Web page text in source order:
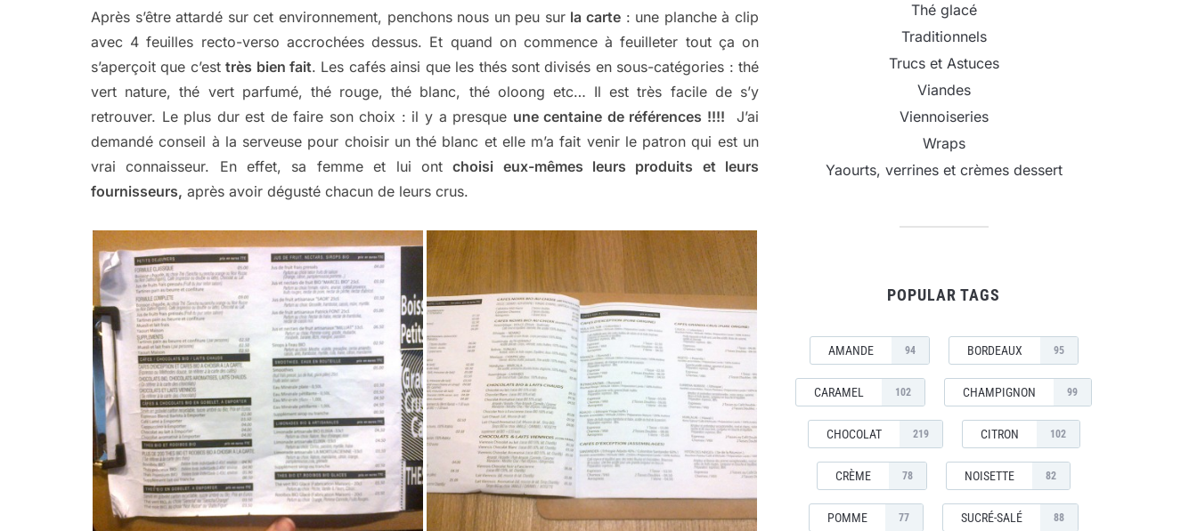
Après s’être attardé sur cet environnement, penchons nous un peu sur la carte : une planche à clip
avec 4 feuilles recto-verso accrochées dessus. Et quand on commence à feuilleter tout ça on
s’aperçoit que c’esttrès bien fait. Les cafés ainsi que les thés sont divisés en sous-catégories : thé
vert nature, thé vert parfumé, thé rouge, thé blanc, thé oloong etc… Il est très facile de s’y
retrouver. Le plus dur est de faire son choix : il y a presque une centaine de références !!!! J’ai
demandé conseil à la serveuse pour choisir un thé blanc et elle m’a fait venir le patron qui est un
vrai connaisseur. En effet, sa femme et lui ontchoisi eux-mêmes leurs produits et leurs
fournisseurs, après avoir dégusté chacun de leurs crus.
Thé glacé
Traditionnels
Trucs et Astuces
Viandes
Viennoiseries
Wraps
Yaourts, verrines et crèmes dessert
POPULAR TAGS
AMANDE 94 BORDEAUX 95
CARAMEL 102 CHAMPIGNON 99
CHOCOLAT 219 CITRON 102
CRÈME 78 NOISETTE 82
POMME 77 SUCRÉ-SALÉ 88